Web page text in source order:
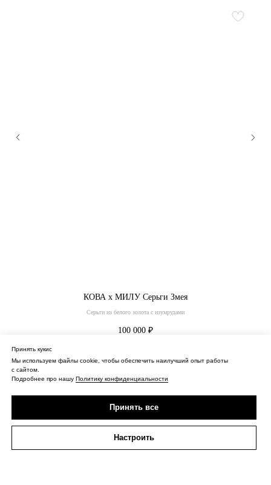
Принять кукис
Мы используем файлы cookie, чтобы обеспечить наилучший опыт работы
с сайтом.
Подробнее про нашу Политику конфиденциальности
Принять все
Настроить
КОВА х МИЛУ Серьги Змея
Серьги из белого золота с изумрудами
100 000 ₽